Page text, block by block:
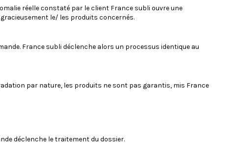
réelle constaté par le client France subli ouvre une
le/ les produits concernés.
France subli déclenche alors un processus identique au
par nature, les produits ne sont pas garantis, mis France
déclenche le traitement du dossier.